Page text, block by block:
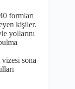
formları
kişiler.
yollarını
sona